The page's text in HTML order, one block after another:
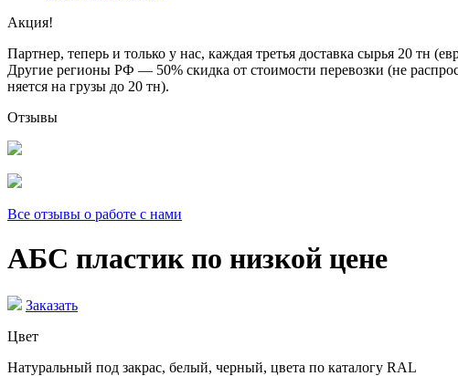
Акция!
Партнер, теперь и только у нас, каждая третья доставка сырья 20
Другие регионы РФ — 50% скидка от стоимости перевозки (не
няется на грузы до 20 тн).
Отзывы
Все отзывы о работе с нами
АБС пластик по низкой цене
Заказать
Цвет
Натуральный под закрас, белый, черный, цвета по каталогу RAL